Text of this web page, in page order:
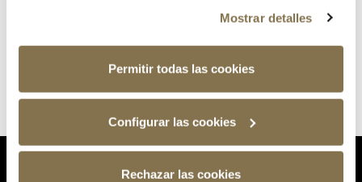
Mostrar detalles
Permitir todas las cookies
Configurar las cookies
Rechazar las cookies